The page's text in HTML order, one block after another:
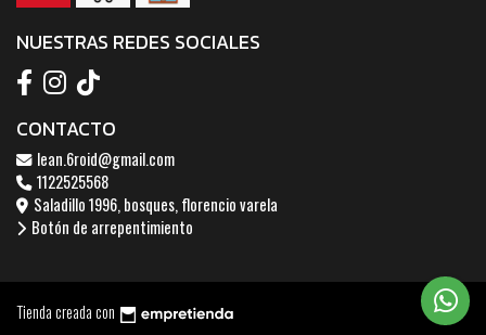
NUESTRAS REDES SOCIALES
CONTACTO
lean.6roid@gmail.com
1122525568
Saladillo 1996, bosques, florencio varela
Botón de arrepentimiento
Tienda creada con